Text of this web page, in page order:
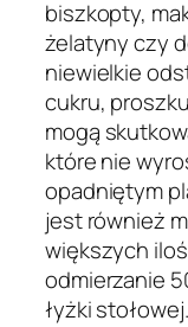
biszkopty,
żelatyny czy
niewielkie
cukru,
mogą
które nie
opadniętym
jest również
większych
odmierzanie
łyżki stołowej.